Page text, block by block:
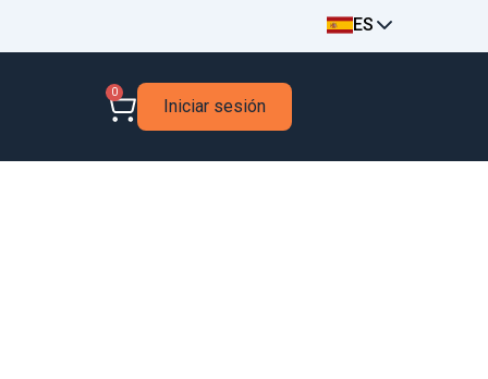
ES
0
Iniciar sesión